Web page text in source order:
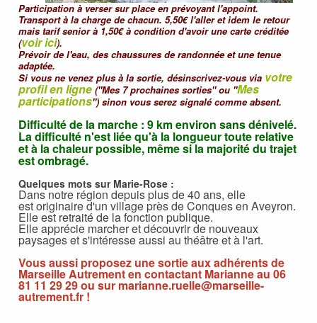
Participation à verser sur place en prévoyant l'appoint.
Transport à la charge de chacun. 5,50€ l'aller et idem le retour
mais tarif senior à 1,50€ à condition d'avoir une carte créditée
(voir ici).
Prévoir de l'eau, des chaussures de randonnée et une tenue
adaptée.
Si vous ne venez plus à la sortie, désinscrivez-vous via votre
profil en ligne ("Mes 7 prochaines sorties" ou "Mes
participations") sinon vous serez signalé comme absent.
Difficulté de la marche : 9 km environ sans dénivelé.
La difficulté n'est liée qu'à la longueur toute relative
et à la chaleur possible, même si la majorité du trajet
est ombragé.
Quelques mots sur Marie-Rose :
Dans notre région depuis plus de 40 ans, elle
est originaire d'un village près de Conques en Aveyron.
Elle est retraité de la fonction publique.
Elle apprécie marcher et découvrir de nouveaux
paysages et s'intéresse aussi au théâtre et à l'art.
Vous aussi proposez une sortie aux adhérents de
Marseille Autrement en contactant Marianne au 06
81 11 29 29 ou sur marianne.ruelle@marseille-
autrement.fr !